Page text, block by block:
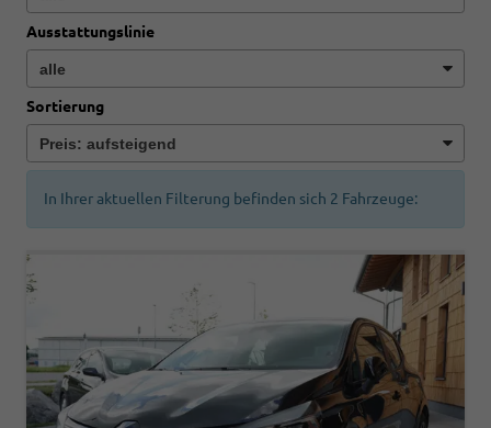
Ausstattungslinie
Sortierung
In Ihrer aktuellen Filterung befinden sich 2 Fahrzeuge: